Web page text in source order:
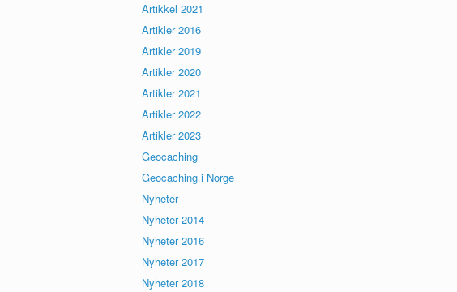
Artikkel 2021
Artikler 2016
Artikler 2019
Artikler 2020
Artikler 2021
Artikler 2022
Artikler 2023
Geocaching
Geocaching i Norge
Nyheter
Nyheter 2014
Nyheter 2016
Nyheter 2017
Nyheter 2018